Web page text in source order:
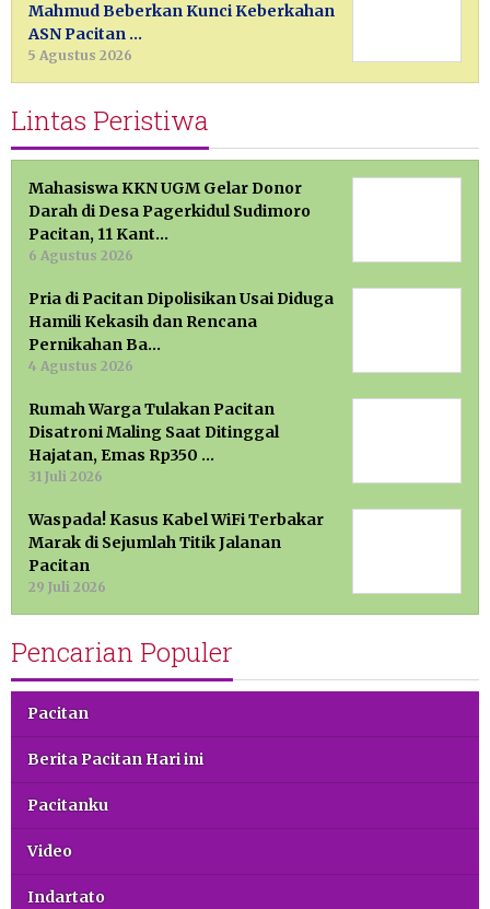
Mahmud Beberkan Kunci Keberkahan
ASN Pacitan …
5 Agustus 2026
Lintas Peristiwa
Mahasiswa KKN UGM Gelar Donor
Darah di Desa Pagerkidul Sudimoro
Pacitan, 11 Kant…
6 Agustus 2026
Pria di Pacitan Dipolisikan Usai Diduga
Hamili Kekasih dan Rencana
Pernikahan Ba…
4 Agustus 2026
Rumah Warga Tulakan Pacitan
Disatroni Maling Saat Ditinggal
Hajatan, Emas Rp350 …
31 Juli 2026
Waspada! Kasus Kabel WiFi Terbakar
Marak di Sejumlah Titik Jalanan
Pacitan
29 Juli 2026
Pencarian Populer
Pacitan
Berita Pacitan Hari ini
Pacitanku
Video
Indartato